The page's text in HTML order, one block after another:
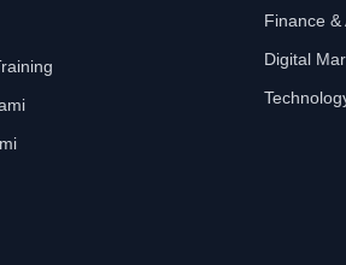
Finance &
Digital